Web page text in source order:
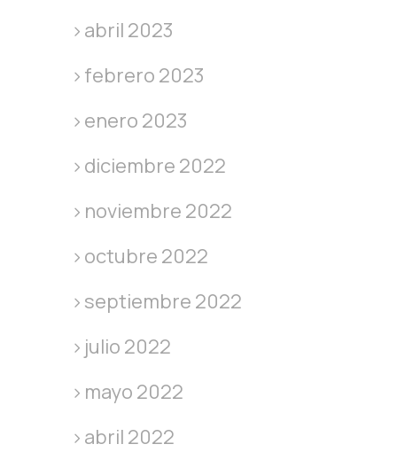
abril 2023
febrero 2023
enero 2023
diciembre 2022
noviembre 2022
octubre 2022
septiembre 2022
julio 2022
mayo 2022
abril 2022